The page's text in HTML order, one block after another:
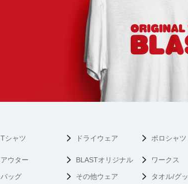
Tシャツ ドライウェア ポロシャツ
アウター BLASTオリジナル ワークス
バッグ その他ウェア タオル/グ